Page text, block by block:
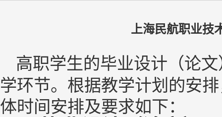
上海民航职业技
高职学生的毕业设计（论
学环节。 根据教学计划的安
体时间安排及要求如下：